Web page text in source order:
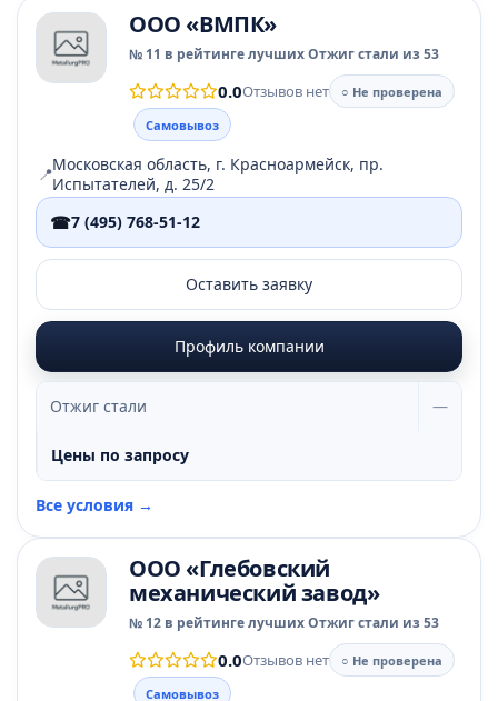
ООО «ВМПК»
№ 11 в рейтинге лучших Отжиг стали из 53
0.0Отзывов нет
○ Не проверена
Самовывоз
📍Московская область, г. Красноармейск, пр.
Испытателей, д. 25/2
☎7 (495) 768-51-12
Оставить заявку
Профиль компании
Отжиг стали —
Цены по запросу
Все условия →
ООО «Глебовский
механический завод»
№ 12 в рейтинге лучших Отжиг стали из 53
0.0Отзывов нет
○ Не проверена
Самовывоз